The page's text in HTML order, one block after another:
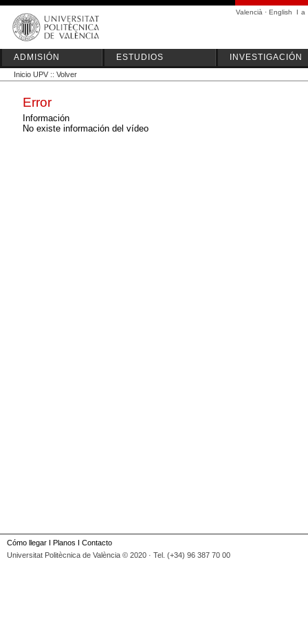
Valencià · English I a
ADMISIÓN ESTUDIOS INVESTIGACIÓN
Inicio UPV :: Volver
Error
Información
No existe información del vídeo
Cómo llegar I Planos I Contacto
Universitat Politècnica de València © 2020 · Tel. (+34) 96 387 70 00